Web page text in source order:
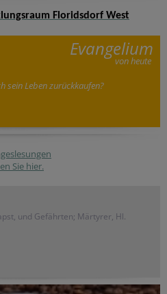
Floridsdorf West
Evangelium
von heute
sein Leben zurückkaufen?
Sie hier.
und Gefährten; Märtyrer, Hl.